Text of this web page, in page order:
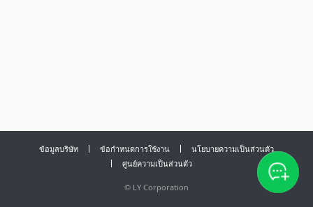
ข้อมูลบริษัท ข้อกำหนดการใช้งาน
นโยบายความเป็นส่วนตัว
ศูนย์ความเป็นส่วนตัว
© LY Corporation